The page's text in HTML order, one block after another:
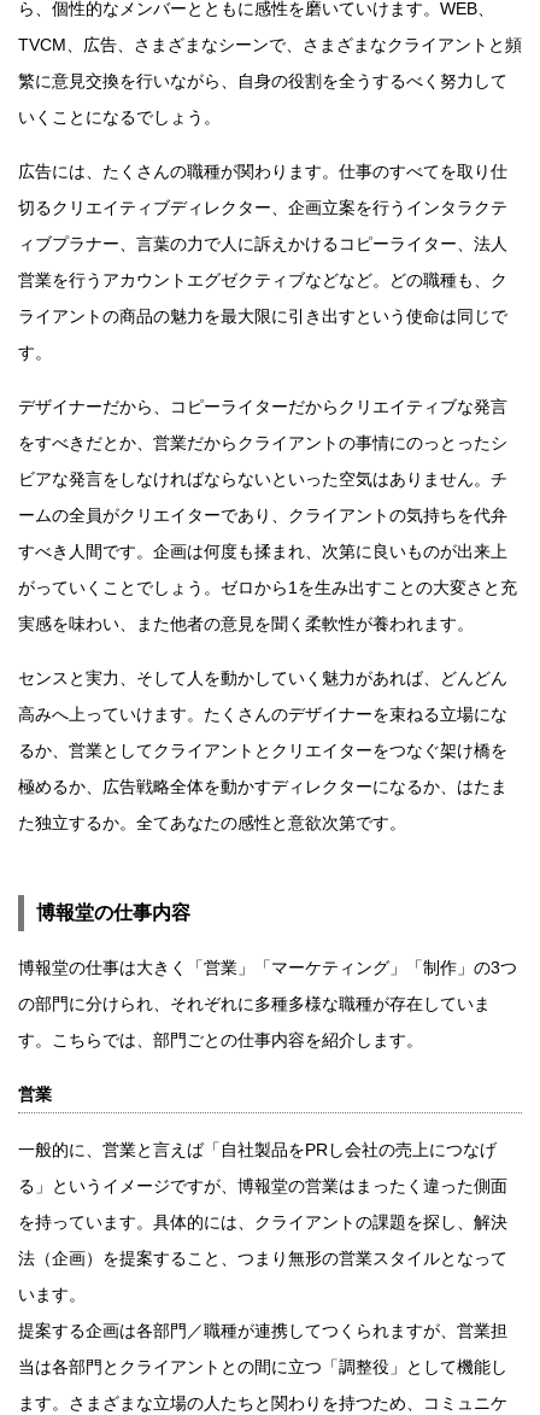
ら、個性的なメンバーとともに感性を磨いていけます。WEB、
TVCM、広告、さまざまなシーンで、さまざまなクライアントと頻
繁に意見交換を行いながら、自身の役割を全うするべく努力して
いくことになるでしょう。
広告には、たくさんの職種が関わります。仕事のすべてを取り仕
切るクリエイティブディレクター、企画立案を行うインタラクテ
ィブプラナー、言葉の力で人に訴えかけるコピーライター、法人
営業を行うアカウントエグゼクティブなどなど。どの職種も、ク
ライアントの商品の魅力を最大限に引き出すという使命は同じで
す。
デザイナーだから、コピーライターだからクリエイティブな発言
をすべきだとか、営業だからクライアントの事情にのっとったシ
ビアな発言をしなければならないといった空気はありません。チ
ームの全員がクリエイターであり、クライアントの気持ちを代弁
すべき人間です。企画は何度も揉まれ、次第に良いものが出来上
がっていくことでしょう。ゼロから1を生み出すことの大変さと充
実感を味わい、また他者の意見を聞く柔軟性が養われます。
センスと実力、そして人を動かしていく魅力があれば、どんどん
高みへ上っていけます。たくさんのデザイナーを束ねる立場にな
るか、営業としてクライアントとクリエイターをつなぐ架け橋を
極めるか、広告戦略全体を動かすディレクターになるか、はたま
た独立するか。全てあなたの感性と意欲次第です。
博報堂の仕事内容
博報堂の仕事は大きく「営業」「マーケティング」「制作」の3つ
の部門に分けられ、それぞれに多種多様な職種が存在していま
す。こちらでは、部門ごとの仕事内容を紹介します。
営業
一般的に、営業と言えば「自社製品をPRし会社の売上につなげ
る」というイメージですが、博報堂の営業はまったく違った側面
を持っています。具体的には、クライアントの課題を探し、解決
法（企画）を提案すること、つまり無形の営業スタイルとなって
います。
提案する企画は各部門／職種が連携してつくられますが、営業担
当は各部門とクライアントとの間に立つ「調整役」として機能し
ます。さまざまな立場の人たちと関わりを持つため、コミュニケ